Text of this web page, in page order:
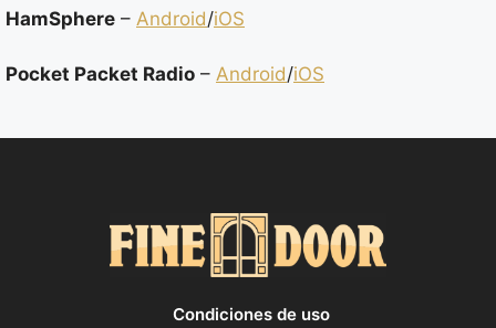
HamSphere – Android/iOS
Pocket Packet Radio – Android/iOS
Condiciones de uso